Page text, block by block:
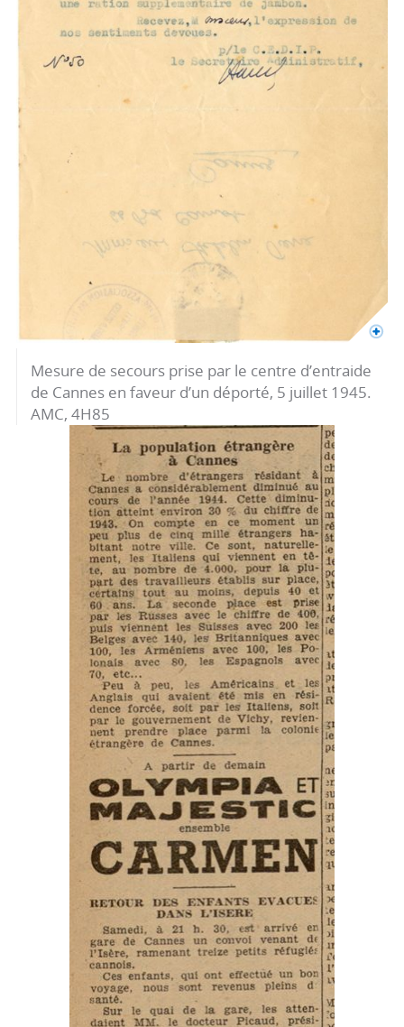
Mesure de secours prise par le centre d’entraide
de Cannes en faveur d’un déporté, 5 juillet 1945.
AMC, 4H85